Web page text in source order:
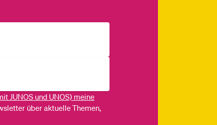
JUNOS und UNOS) meine
über aktuelle Themen,